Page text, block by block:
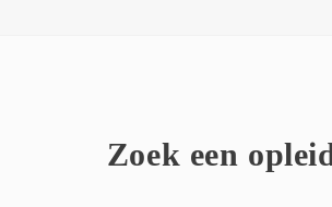
NODIG
Zoek een